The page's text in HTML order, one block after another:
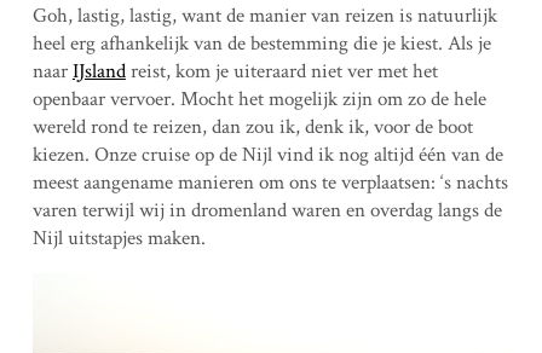
Goh, lastig, lastig, want de manier van reizen is natuurlijk
heel erg afhankelijk van de bestemming die je kiest. Als je
naarIJslandreist, kom je uiteraard niet ver met het
openbaar vervoer. Mocht het mogelijk zijn om zo de hele
wereld rond te reizen, dan zou ik, denk ik, voor de boot
kiezen. Onze cruise op de Nijl vind ik nog altijd één van de
meest aangename manieren om ons te verplaatsen: ‘s nachts
varen terwijl wij in dromenland waren en overdag langs de
Nijl uitstapjes maken.